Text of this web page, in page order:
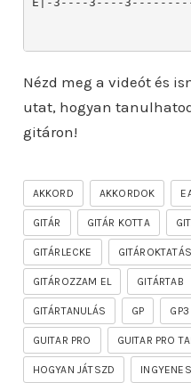
Nézd meg a videót és
utat, hogyan
gitáron!
AKKORD AKKORDOK
GITÁR GITÁR KOTTA
GITÁRLECKE GITÁROKTATÁS
GITÁROZZAM EL GITÁRTAB
GITÁRTANULÁS GP GP3
GUITAR PRO GUITAR PRO
HOGYAN JÁTSZD INGYENES